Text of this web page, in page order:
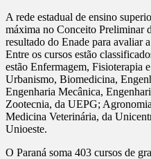
A rede estadual de ensino
máxima no Conceito Preliminar
resultado do Enade para avaliar
Entre os cursos estão
estão Enfermagem, Fisioterapia
Urbanismo, Biomedicina,
Engenharia Mecânica,
Zootecnia, da UEPG;
Medicina Veterinária, da
Unioeste.
O Paraná soma 403 cursos de